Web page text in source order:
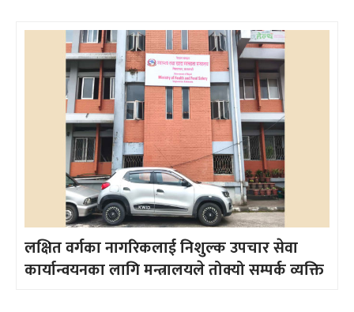
लक्षित वर्गका नागरिकलाई निशुल्क उपचार सेवा
कार्यान्वयनका लागि मन्त्रालयले तोक्यो सम्पर्क व्यक्ति